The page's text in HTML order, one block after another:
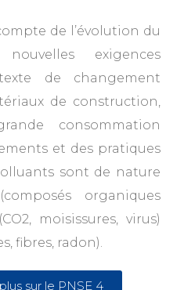
de l’évolution du
exigences
de changement
de construction,
consommation
et des pratiques
sont de nature
organiques
moisissures, virus)
fibres, radon).
sur le PNSE 4